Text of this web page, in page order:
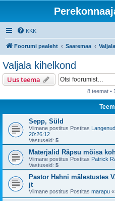
KKK
Foorumi pealeht Saaremaa
Valjala kihelkond
Uus teema
8 teemat •
Sepp, Süld
Viimane postitus Postitas
20:26:12
Vastuseid: 5
Materjalid Räpsu mõisa
Viimane postitus Postitas Patrick
Vastuseid: 5
Pastor Hahni mälestustes
jt
Viimane postitus Postitas marapu «